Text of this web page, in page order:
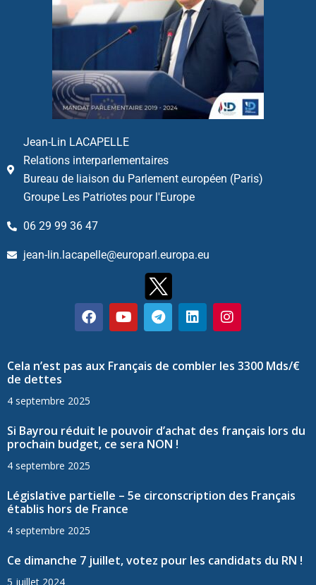
Jean-Lin LACAPELLE
Relations interparlementaires
Bureau de liaison du Parlement européen (Paris)
Groupe Les Patriotes pour l'Europe
06 29 99 36 47
jean-lin.lacapelle@europarl.europa.eu
Cela n’est pas aux Français de combler les 3300 Mds/€
de dettes
4 septembre 2025
Si Bayrou réduit le pouvoir d’achat des français lors du
prochain budget, ce sera NON !
4 septembre 2025
Législative partielle – 5e circonscription des Français
établis hors de France
4 septembre 2025
Ce dimanche 7 juillet, votez pour les candidats du RN !
5 juillet 2024